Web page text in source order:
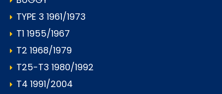
TYPE 3 1961/1973
T1 1955/1967
T2 1968/1979
T25-T3 1980/1992
T4 1991/2004